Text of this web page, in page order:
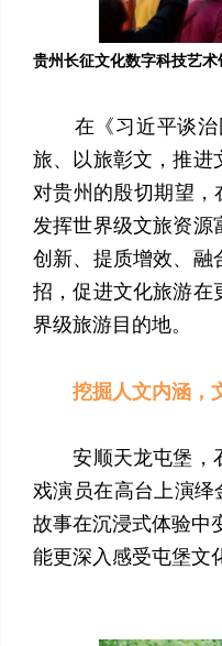
贵州长征文化数字科技艺术
在《习近平谈治
旅、以旅彰文，推进
对贵州的殷切期望，
发挥世界级文旅资源
创新、提质增效、融
招，促进文化旅游在
界级旅游目的地。
挖掘人文内涵，
安顺天龙屯堡，石
戏演员在高台上演
故事在沉浸式体验中
能更深入感受屯堡文